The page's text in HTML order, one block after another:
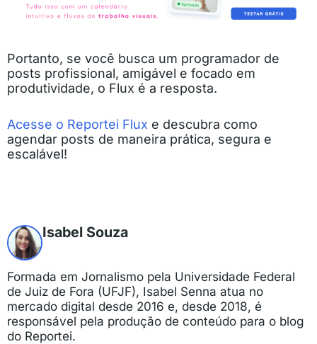
Portanto, se você busca um programador de
posts profissional, amigável e focado em
produtividade, o Flux é a resposta.
Acesse o Reportei Flux e descubra como
agendar posts de maneira prática, segura e
escalável!
Isabel Souza
Formada em Jornalismo pela Universidade Federal
de Juiz de Fora (UFJF), Isabel Senna atua no
mercado digital desde 2016 e, desde 2018, é
responsável pela produção de conteúdo para o blog
do Reportei.